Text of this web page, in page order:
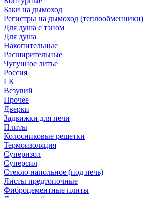
Баки на дымоход
Регистры на дымоход (теплообменники)
Для душа с тэном
Для душа
Накопительные
Расширительные
Чугунное литье
Россия
LК
Везувий
Прочее
Дверки
Задвижки для печи
Плиты
Колосниковые решетки
Термоизоляция
Суперизол
Суперсил
Стекло напольное (под печь)
Листы предтопочные
Фиброцементные плиты